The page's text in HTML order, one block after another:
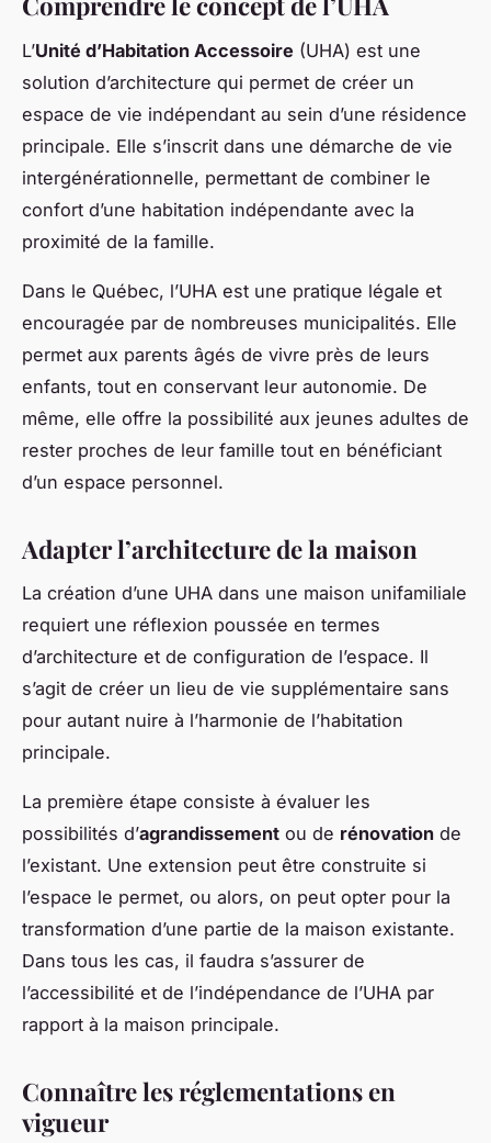
L’Unité d’Habitation Accessoire (UHA) est une
solution d’architecture qui permet de créer un
espace de vie indépendant au sein d’une résidence
principale. Elle s’inscrit dans une démarche de vie
intergénérationnelle, permettant de combiner le
confort d’une habitation indépendante avec la
proximité de la famille.
Dans le Québec, l’UHA est une pratique légale et
encouragée par de nombreuses municipalités. Elle
permet aux parents âgés de vivre près de leurs
enfants, tout en conservant leur autonomie. De
même, elle offre la possibilité aux jeunes adultes de
rester proches de leur famille tout en bénéficiant
d’un espace personnel.
Adapter l’architecture de la maison
La création d’une UHA dans une maison unifamiliale
requiert une réflexion poussée en termes
d’architecture et de configuration de l’espace. Il
s’agit de créer un lieu de vie supplémentaire sans
pour autant nuire à l’harmonie de l’habitation
principale.
La première étape consiste à évaluer les
possibilités d’agrandissement ou de rénovation de
l’existant. Une extension peut être construite si
l’espace le permet, ou alors, on peut opter pour la
transformation d’une partie de la maison existante.
Dans tous les cas, il faudra s’assurer de
l’accessibilité et de l’indépendance de l’UHA par
rapport à la maison principale.
Connaître les réglementations en
vigueur